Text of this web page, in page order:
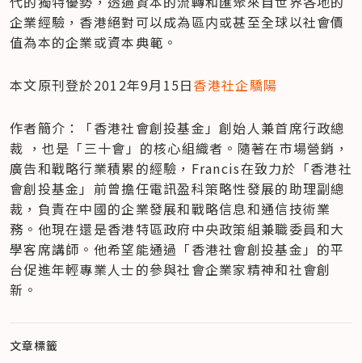
企業經驗，香港絕對可以成為區内或甚至全球以社會價
值為本的企業或資本典範。
本文原刊登於2012年9月15日香港社企驕陽
作者簡介：「香港社會創投基金」創始人兼首席行政總
裁 ，也是「三十會」的核心組織者。隨著在市場營銷，
廣告和戰略行業積累的經驗，Francis在致力於「香港社
會創投基金」前曾擔任電訊盈科策略性發展的助理副總
裁，負責在中國的企業發展和戰略信息和通信技術業
務。他現在還是香港特區政府中央政策組兼職委員和大
學客席講師。他希望能通過「香港社會創投基金」的平
台促進年輕專業人士的參與社會企業家精神和社會創
新。
文章標籤